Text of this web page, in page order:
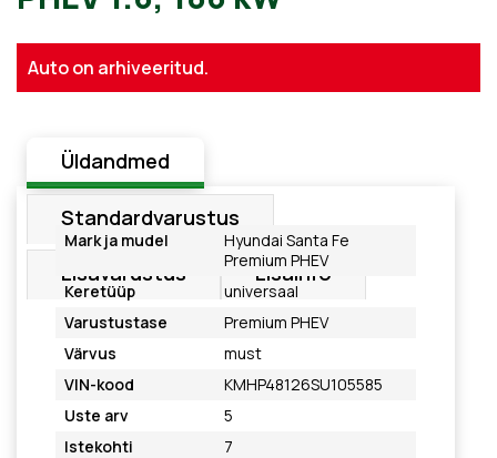
Hyundai Santa Fe Premium
Auto on arhiveeritud.
Üldandmed
Standardvarustus
Lisavarustus Lisainfo
Mark ja mudel
Hyundai Santa Fe
Premium PHEV
Keretüüp
universaal
Varustustase
Premium PHEV
Värvus
must
VIN-kood
KMHP48126SU105585
Uste arv
5
Istekohti
7